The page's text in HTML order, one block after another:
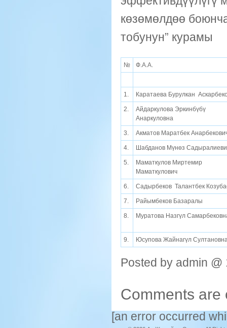
көзөмөлдөө
тобунун” курамы
№ Ф.А.А.
1. Каратаева Бурулкан
2.
Айдаркулова Эркинбүбү
Анаркуловна
3. Акматов Маратбек
4. Шабданов Мүнөз
5.
Маматкулов Миртемир
Маматкулович
6. Садырбеков Талантбек
7. Райымбеков Базаралы
8. Муратова Назгүл
9. Юсупова Жайнагүл
Posted by admin @
Comments are
[an error occurred